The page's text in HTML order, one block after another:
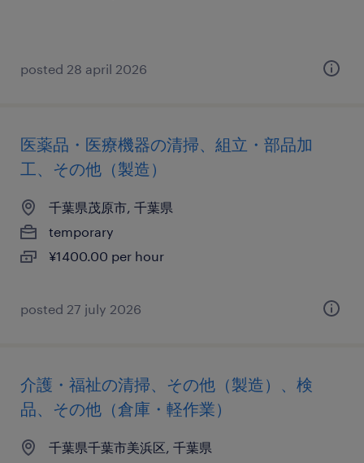
posted 28 april 2026
医薬品・医療機器の清掃、組立・部品加
工、その他（製造）
千葉県茂原市, 千葉県
temporary
¥1400.00 per hour
posted 27 july 2026
介護・福祉の清掃、その他（製造）、検
品、その他（倉庫・軽作業）
千葉県千葉市美浜区, 千葉県